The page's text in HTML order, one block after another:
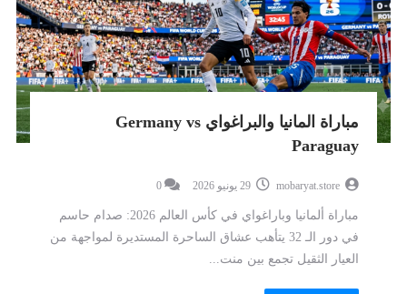
مباراة المانيا والبراغواي Germany vs
Paraguay
mobaryat.store
0
مباراة ألمانيا وباراغواي في كأس العالم 2026: صدام حاسم
في دور الـ 32 يتأهب عشاق الساحرة المستديرة لمواجهة من
العيار الثقيل تجمع بين منت...